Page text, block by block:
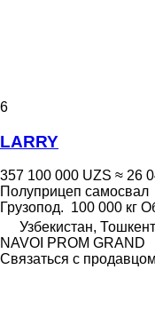
6
LARRY
357 100 000 UZS ≈ 26
Полуприцеп самосвал
Грузопод. 100 000 кг
Узбекистан, Тошкент
NAVOI PROM GRAND
Связаться с продавцом